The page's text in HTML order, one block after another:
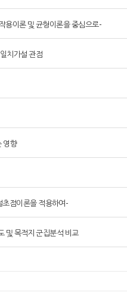
용이론 및 균형이론을 중심으로-
치가설 관점
영향
점이론을 적용하여-
및 목적지 군집분석 비교